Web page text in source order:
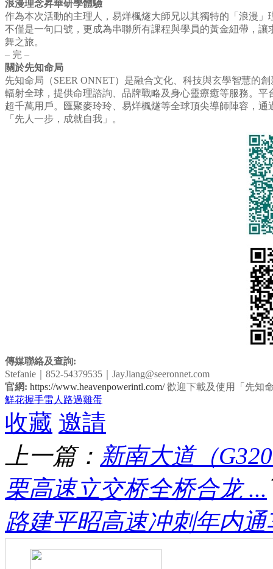
浪漫理念昇華研學體驗
作為本次活動的主理人，易烊楓燧大師兄以其獨特的「浪漫
不僅是一句口號，更成為串聯所有課程與學員的黃金紐帶，
舞之旅。
– 完 –
關於先知命局
先知命局（SEER ONNET）是融合文化、科技與玄學智慧的
輻射全球，提供命理諮詢、品牌戰略及身心靈療癒等服務。
超千萬用戶。匯聚麥玲玲、易烊楓燧等全球頂尖導師陣容，
「先人一步，成就自我」。
傳媒聯絡及查詢:
Stefanie｜852-54379535｜JayJiang@seeronnet.com
官網: https://www.heavenpowerintl.com/歡迎下載及使用「先知
鮮花握手雷人 路過雞蛋
收藏 邀請
上一篇： 新南大道（
栗高速立交桥全桥合龙 ...
路建平昭高速冲刺年内通